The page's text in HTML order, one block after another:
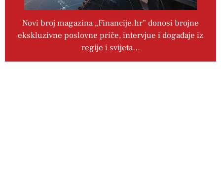
Novi broj magazina „Financije.hr” donosi brojne
ekskluzivne poslovne priče, intervjue i događaje iz
regije i svijeta…